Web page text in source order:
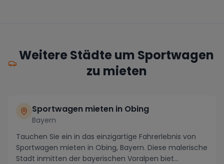
Weitere Städte um Sportwagen
zu mieten
Sportwagen mieten in Obing
Bayern
Tauchen Sie ein in das einzigartige Fahrerlebnis von
Sportwagen mieten in Obing, Bayern. Diese malerische
Stadt inmitten der bayerischen Voralpen biet...